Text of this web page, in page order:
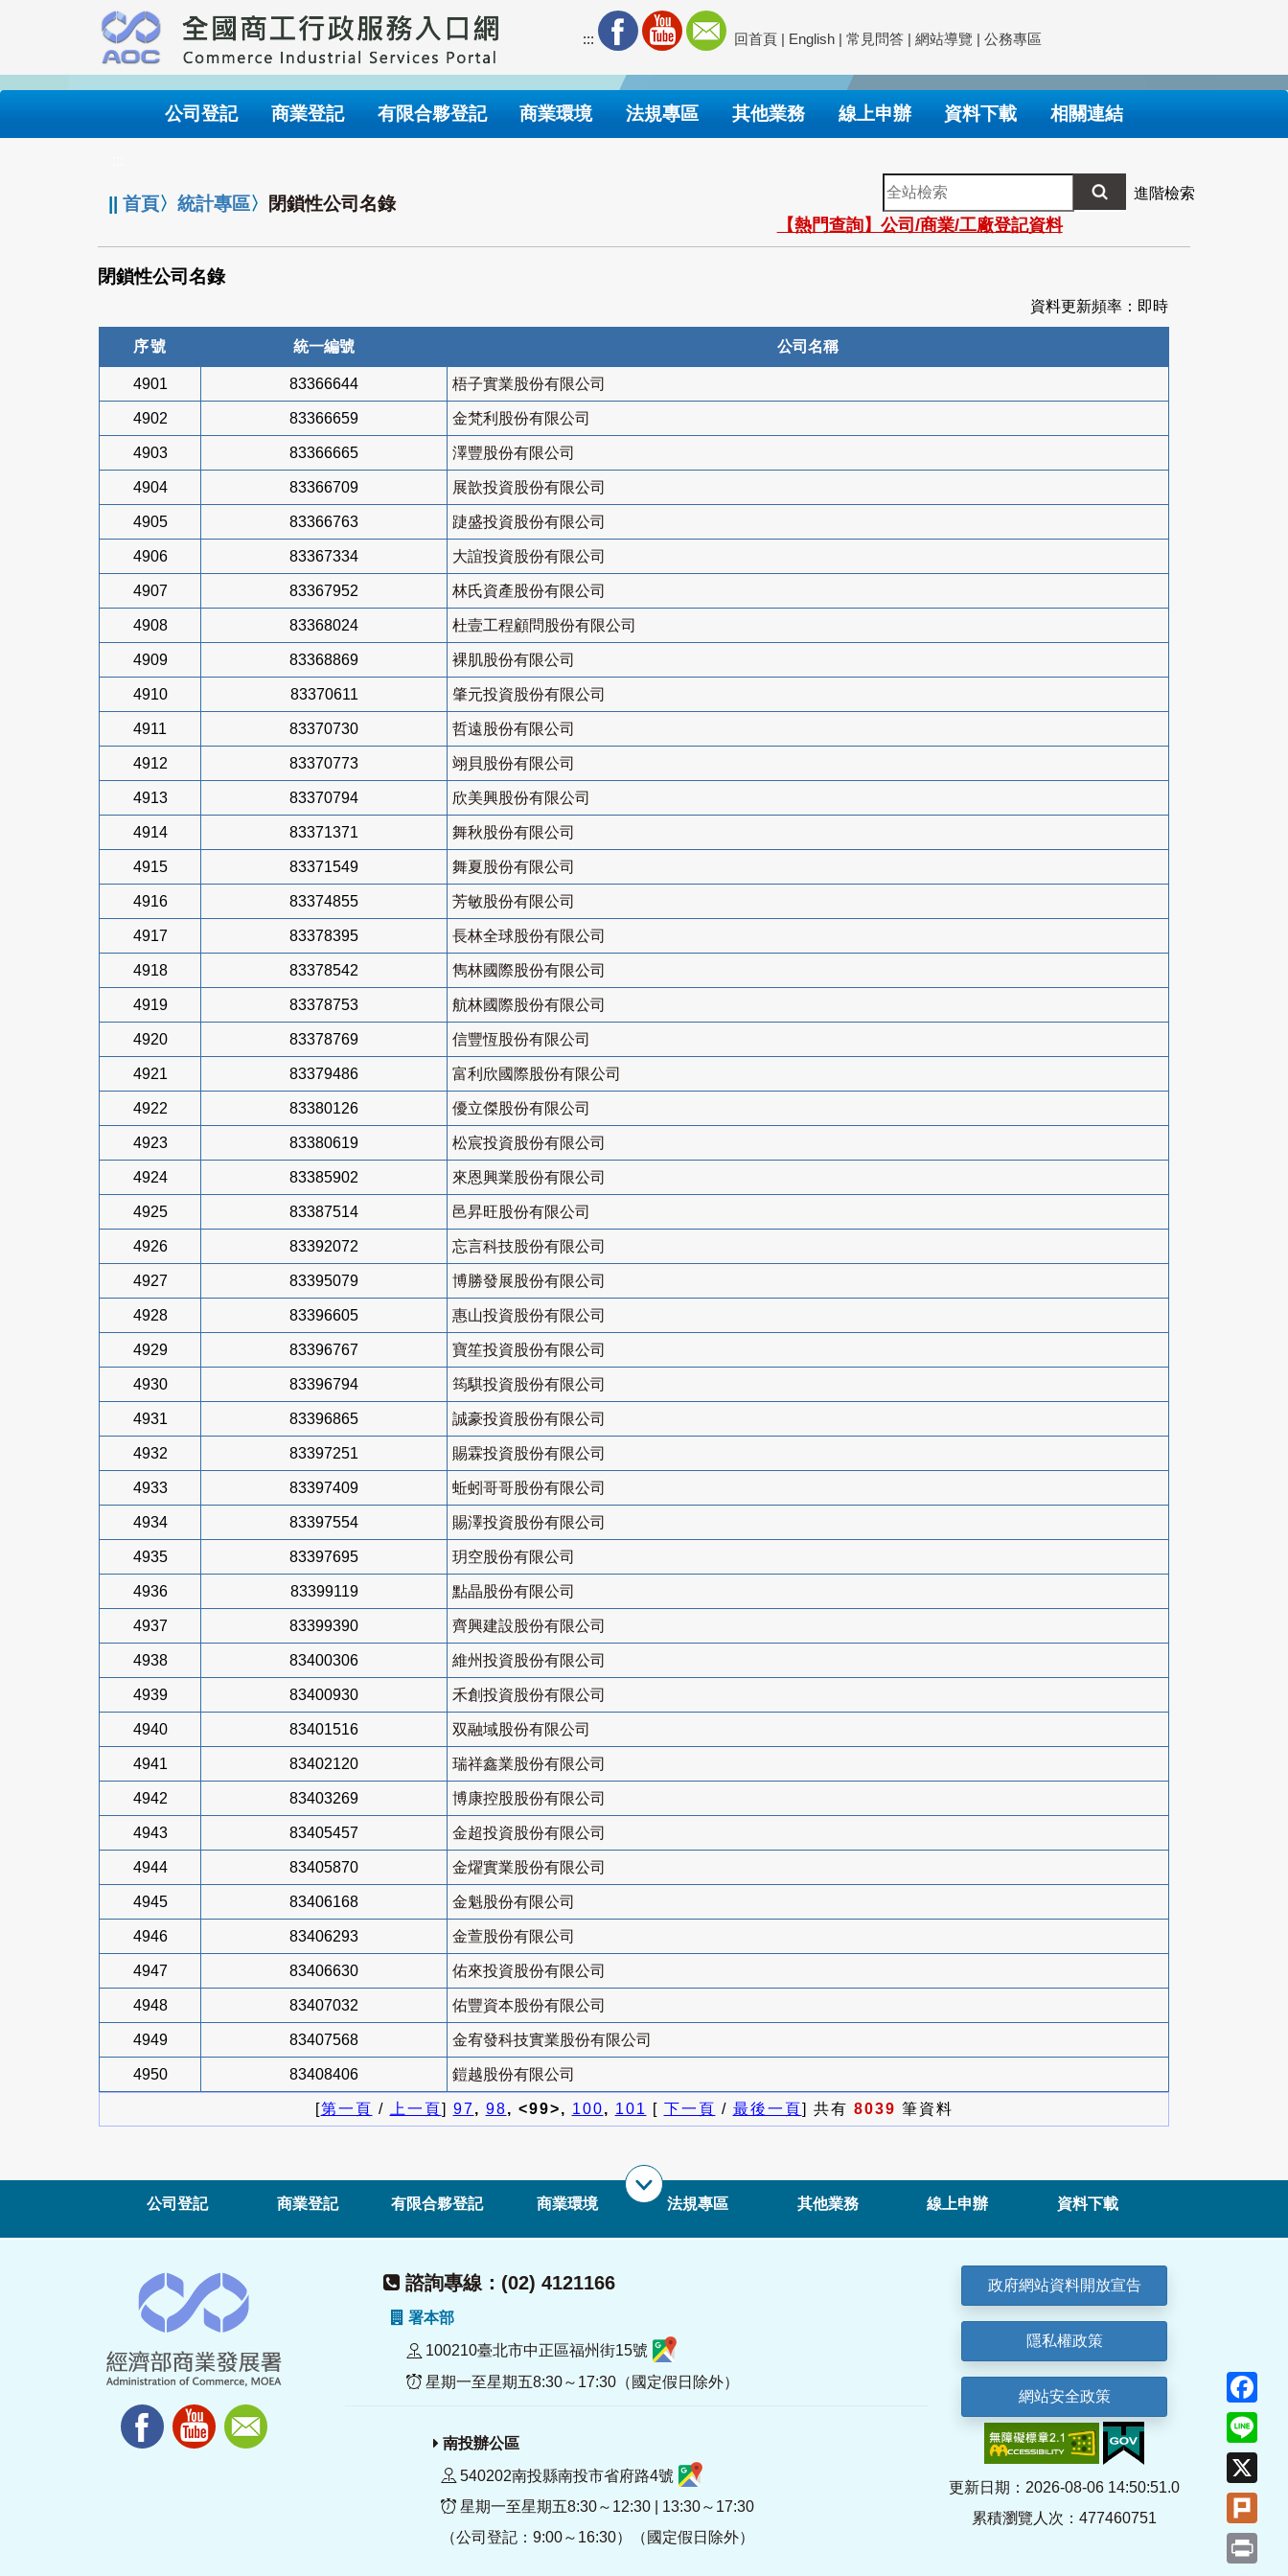
要
內
::: 回首頁 | English | 常見問答 | 網站導覽 | 公務專區
公司登記 商業登記 有限合夥登記 商業環境 法規專區 其他業務 線上申辦 資料下載 相關連結
||首頁〉統計專區〉 閉鎖性公司名錄
全
站
檢
索
進階檢索
【熱門查詢】公司/商業/工廠登記資料
閉鎖性公司名錄
資料更新頻率：即時
序號 統一編號 公司名稱
4901 83366644 梧子實業股份有限公司
4902 83366659 金梵利股份有限公司
4903 83366665 澤豐股份有限公司
4904 83366709 展歆投資股份有限公司
4905 83366763 踕盛投資股份有限公司
4906 83367334 大誼投資股份有限公司
4907 83367952 林氏資產股份有限公司
4908 83368024 杜壹工程顧問股份有限公司
4909 83368869 裸肌股份有限公司
4910 83370611 肇元投資股份有限公司
4911 83370730 哲遠股份有限公司
4912 83370773 翊貝股份有限公司
4913 83370794 欣美興股份有限公司
4914 83371371 舞秋股份有限公司
4915 83371549 舞夏股份有限公司
4916 83374855 芳敏股份有限公司
4917 83378395 長林全球股份有限公司
4918 83378542 雋林國際股份有限公司
4919 83378753 航林國際股份有限公司
4920 83378769 信豐恆股份有限公司
4921 83379486 富利欣國際股份有限公司
4922 83380126 優立傑股份有限公司
4923 83380619 松宸投資股份有限公司
4924 83385902 來恩興業股份有限公司
4925 83387514 邑昇旺股份有限公司
4926 83392072 忘言科技股份有限公司
4927 83395079 博勝發展股份有限公司
4928 83396605 惠山投資股份有限公司
4929 83396767 寶笙投資股份有限公司
4930 83396794 筠騏投資股份有限公司
4931 83396865 誠豪投資股份有限公司
4932 83397251 賜霖投資股份有限公司
4933 83397409 蚯蚓哥哥股份有限公司
4934 83397554 賜澤投資股份有限公司
4935 83397695 玥空股份有限公司
4936 83399119 點晶股份有限公司
4937 83399390 齊興建設股份有限公司
4938 83400306 維州投資股份有限公司
4939 83400930 禾創投資股份有限公司
4940 83401516 双融域股份有限公司
4941 83402120 瑞祥鑫業股份有限公司
4942 83403269 博康控股股份有限公司
4943 83405457 金超投資股份有限公司
4944 83405870 金燿實業股份有限公司
4945 83406168 金魁股份有限公司
4946 83406293 金萱股份有限公司
4947 83406630 佑來投資股份有限公司
4948 83407032 佑豐資本股份有限公司
4949 83407568 金宥發科技實業股份有限公司
4950 83408406 鎧越股份有限公司
[第一頁 / 上一頁] 97, 98, <99>, 100, 101 [ 下一頁 / 最後一頁] 共有 8039 筆資料
公司登記 商業登記 有限合夥登記 商業環境 法規專區 其他業務 線上申辦 資料下載
諮詢專線：(02) 4121166
署本部
100210臺北市中正區福州街15號
星期一至星期五8:30～17:30（國定假日除外）
南投辦公區
540202南投縣南投市省府路4號
星期一至星期五8:30～12:30 | 13:30～17:30
（公司登記：9:00～16:30）（國定假日除外）
政府網站資料開放宣告
隱私權政策
網站安全政策
更新日期：2026-08-06 14:50:51.0
累積瀏覽人次：477460751